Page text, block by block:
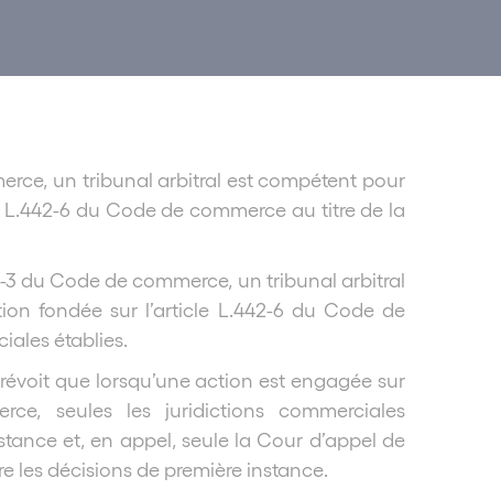
un tribunal arbitral est compétent pour
6 du Code de commerce au titre de la
3 du Code de commerce, un tribunal arbitral
fondée sur l’article L.442-6 du Code de
établies.
que lorsqu’une action est engagée sur
seules les juridictions commerciales
et, en appel, seule la Cour d’appel de
les décisions de première instance.